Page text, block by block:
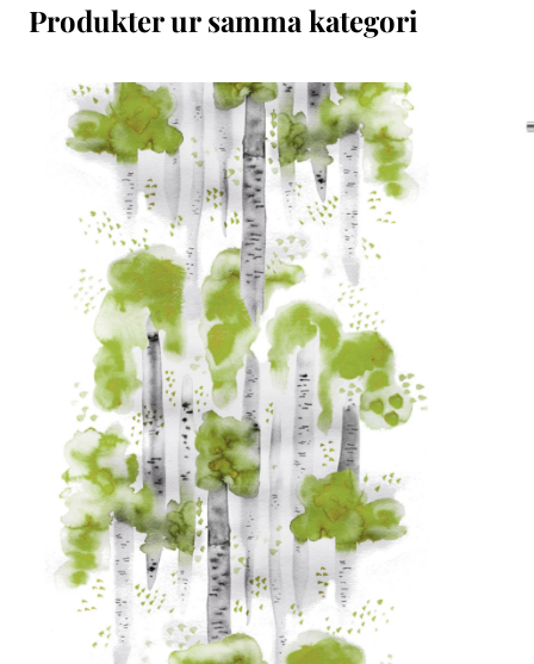
Produkter ur samma kategori